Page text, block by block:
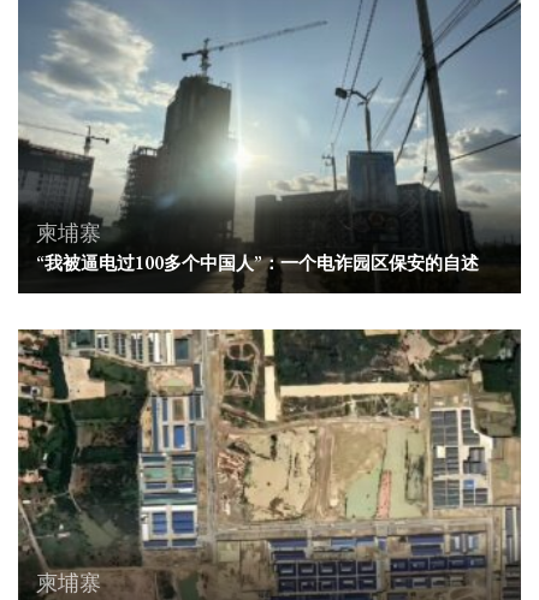
柬埔寨
“我被逼电过100多个中国人”：一个电诈园区保安的自述
柬埔寨